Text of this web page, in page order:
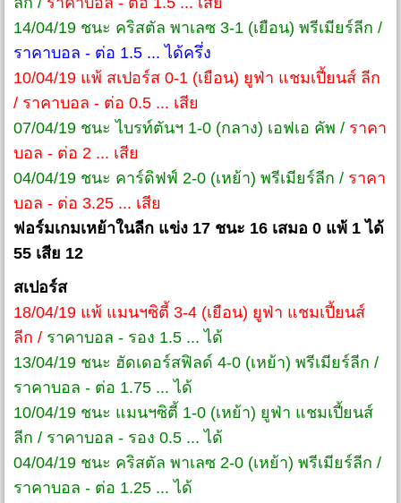
14/04/19 ชนะ คริสตัล พาเลซ 3-1 (เยือน) พรีเมียร์ลีก /
ราคาบอล - ต่อ 1.5 ... ได้ครึ่ง
10/04/19 แพ้ สเปอร์ส 0-1 (เยือน) ยูฟ่า แชมเปี้ยนส์ ลีก
/ ราคาบอล - ต่อ 0.5 ... เสีย
07/04/19 ชนะ ไบรท์ตันฯ 1-0 (กลาง) เอฟเอ คัพ / ราคา
บอล - ต่อ 2 ... เสีย
04/04/19 ชนะ คาร์ดิฟฟ์ 2-0 (เหย้า) พรีเมียร์ลีก / ราคา
บอล - ต่อ 3.25 ... เสีย
ฟอร์มเกมเหย้าในลีก แข่ง 17 ชนะ 16 เสมอ 0 แพ้ 1 ได้
55 เสีย 12
สเปอร์ส
18/04/19 แพ้ แมนฯซิตี้ 3-4 (เยือน) ยูฟ่า แชมเปี้ยนส์
ลีก / ราคาบอล - รอง 1.5 ... ได้
13/04/19 ชนะ ฮัดเดอร์สฟิลด์ 4-0 (เหย้า) พรีเมียร์ลีก /
ราคาบอล - ต่อ 1.75 ... ได้
10/04/19 ชนะ แมนฯซิตี้ 1-0 (เหย้า) ยูฟ่า แชมเปี้ยนส์
ลีก / ราคาบอล - รอง 0.5 ... ได้
04/04/19 ชนะ คริสตัล พาเลซ 2-0 (เหย้า) พรีเมียร์ลีก /
ราคาบอล - ต่อ 1.25 ... ได้